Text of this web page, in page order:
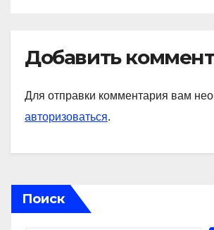
Добавить
Для отправки комментария вам
авторизоваться.
Поиск